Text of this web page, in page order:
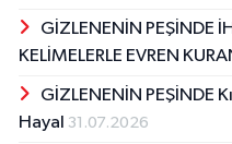
GİZLENENİN PEŞİNDE
KELİMELERLE EVREN
GİZLENENİN PEŞİNDE
Hayal 31.07.2026